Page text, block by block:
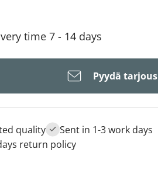
time 7 - 14 days
Pyydä tarjous
quality
Sent in 1-3 work days
return policy